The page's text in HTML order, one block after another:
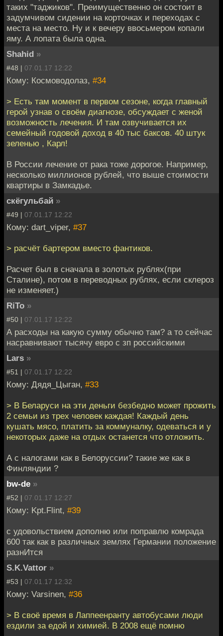
таких "таджиков". Преимущественно он состоит в
задумчивом сидении на корточках и переходах с
места на место. Ну и к вечеру ввосьмером копали
яму. А лопата была одна.
Shahid »
#48 | 07.01.17 12:22
Кому: Космоводолаз, #34
> Есть там момент в первом сезоне, когда главный
герой узнав о своём диагнозе, обсуждает с женой
возможность лечения. И там озвучивается их
семейный годовой доход в 40 тыс баксов. 40 штук
зеленью , Карл!
В России лечение от рака тоже дорогое. Например,
несколько миллионов рублей, что выше стоимости
квартиры в Замкадье.
скёгульбай »
#49 | 07.01.17 12:22
Кому: dart_viper, #37
> расчёт бартером вместо фантиков.
Расчет был в сначала в золотых рублях(при
Сталине), потом в переводных рублях, если склероз
не изменяет.)
RiTo »
#50 | 07.01.17 12:22
А расходы на какую сумму обычно там? а то сейчас
насравнивают тысячу евро с зп российскими
Lars »
#51 | 07.01.17 12:22
Кому: Дядя_Цыган, #33
> В Беларуси на эти деньги безбедно может прожить
2 семьи из трех человек каждая! Каждый день
кушать мясо, платить за коммуналку, одеваться и у
некоторых даже на отдых останется что отложить.
А с налогами как в Белоруссии? такие же как в
Финляндии ?
bw-de »
#52 | 07.01.17 12:27
Кому: Kpt.Flint, #39
с удовольствием дополню или поправлю комрада
600 так как в различных землях Германии положение
разнИтся
S.K.Vattor »
#53 | 07.01.17 12:32
Кому: Varsinen, #36
> В своё время в Лаппеенранту автобусами люди
ездили за едой и химией. В 2008 ещё помню